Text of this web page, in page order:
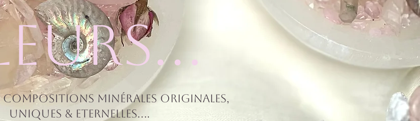
Minérales Originales,
Uniques & Eternelles....